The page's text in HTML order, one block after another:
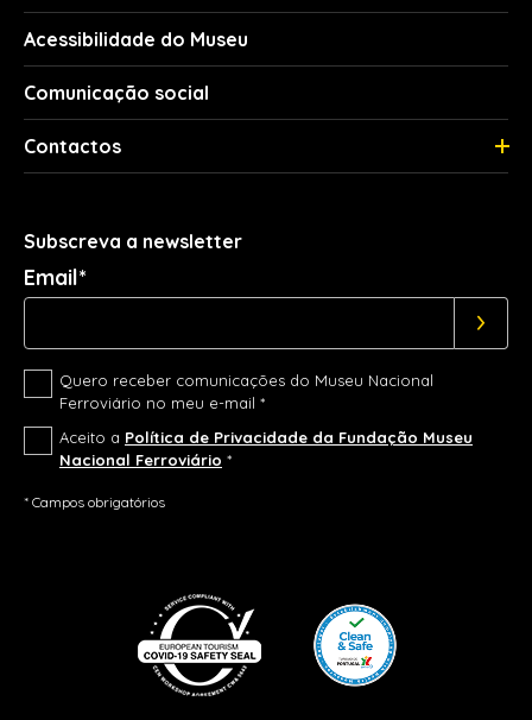
Acessibilidade do Museu
Comunicação social
Contactos
Subscreva a newsletter
Email*
Quero receber comunicações do Museu Nacional
Ferroviário no meu e-mail *
Aceito a Política de Privacidade da Fundação Museu
Nacional Ferroviário *
* Campos obrigatórios